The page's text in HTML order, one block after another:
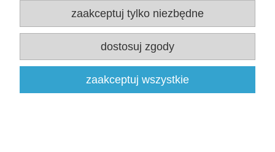
Poster metalowy "Nie wyrzucaj narzędzi"
76,00 zł
zaakceptuj tylko niezbędne
dostosuj zgody
zaakceptuj wszystkie